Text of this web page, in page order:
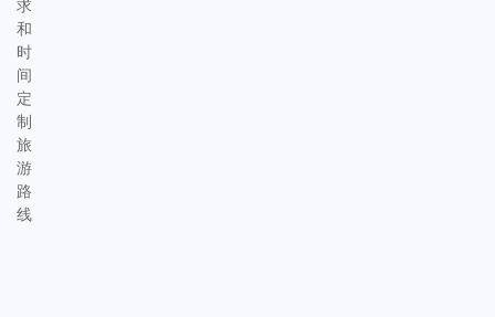
求
和
时
间
定
制
旅
游
路
线